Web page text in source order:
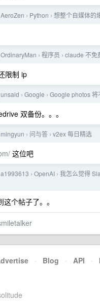
AeroZen › Python › 想整个自媒体的
OrdinaryMan › 程序员 › claude 不免
限制 ip
unsaid › Google › Google photos 将
双备份。。。
mingyun › 问与答 › v2ex 每日精选
这位吧
a1993613 › OpenAI › 我怎么觉得
个帖子了。。
· Blog · API ·